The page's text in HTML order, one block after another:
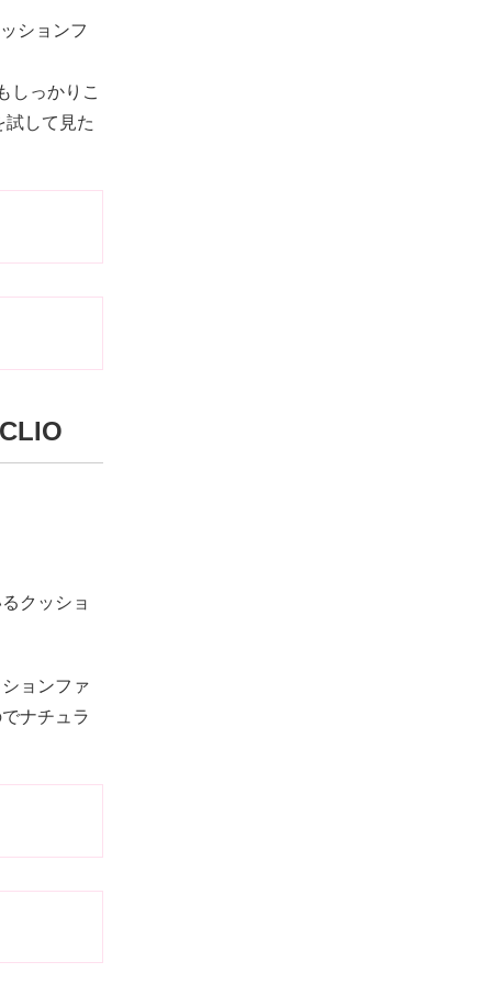
ションフ
しっかりこ
して見た
クッショ
ョンファ
ナチュラ